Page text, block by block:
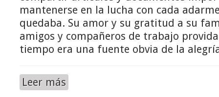
mantenerse en la lucha con cada
quedaba. Su amor y su gratitud a su
amigos y compañeros de trabajo
tiempo era una fuente obvia de la
Leer más